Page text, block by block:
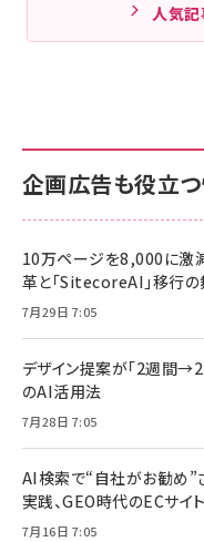
人気記
企画広告も役立つ
10万ページを8,000に激
革と「SitecoreAI」移行
7月29日 7:05
デザイン提案が「2週間
のAI活用法
7月28日 7:05
AI検索で“自社がお勧め”
実践、GEO時代のECサイ
7月16日 7:05